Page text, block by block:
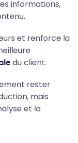
informations,
et renforce la
du client.
rester
mais
et la